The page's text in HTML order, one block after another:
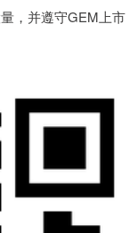
，并遵守GEM上市